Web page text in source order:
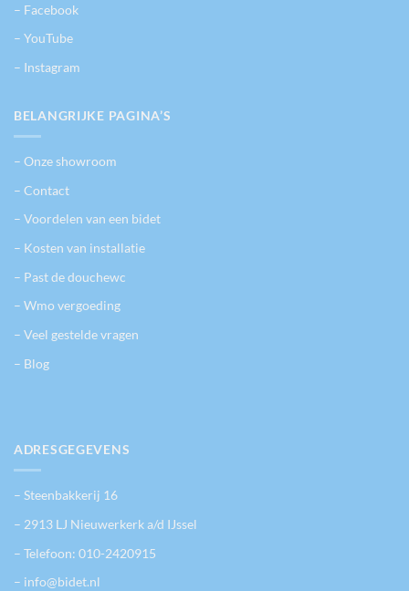
– Facebook
– YouTube
– Instagram
BELANGRIJKE PAGINA’S
– Onze showroom
– Contact
– Voordelen van een bidet
– Kosten van installatie
– Past de douchewc
– Wmo vergoeding
– Veel gestelde vragen
– Blog
ADRESGEGEVENS
– Steenbakkerij 16
– 2913 LJ Nieuwerkerk a/d IJssel
– Telefoon: 010-2420915
– info@bidet.nl